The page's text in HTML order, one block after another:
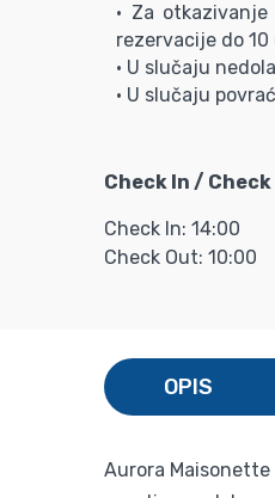
• Za
rezervacije do
• U slučaju
• U slučaju
Check In /
Check In: 14:00
Check Out: 10:00
OPIS
Aurora